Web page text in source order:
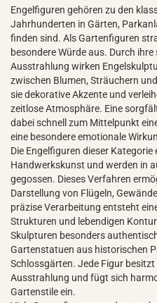
Engelfiguren gehören zu den
Jahrhunderten in Gärten,
finden sind. Als Gartenfiguren
besondere Würde aus. Durch
Ausstrahlung wirken
zwischen Blumen, Sträuchern
sie dekorative Akzente und
zeitlose Atmosphäre. Eine
dabei schnell zum Mittelpunkt
eine besondere emotionale
Die Engelfiguren dieser
Handwerkskunst und werden in
gegossen. Dieses Verfahren
Darstellung von Flügeln,
präzise Verarbeitung entsteht
Strukturen und lebendigen
Skulpturen besonders
Gartenstatuen aus historischen
Schlossgärten. Jede Figur besitzt
Ausstrahlung und fügt sich
Gartenstile ein.